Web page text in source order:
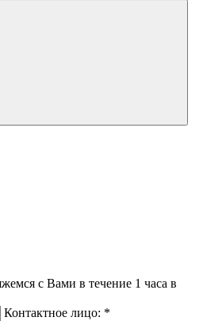
с Вами в течение 1 часа в
Контактное лицо: *